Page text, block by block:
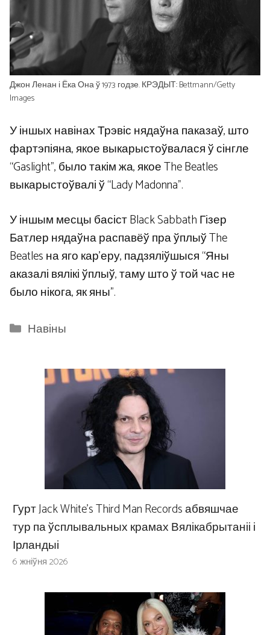
Джон Ленан і Ёка Она ў 1973 годзе. КРЭДЫТ: Bettmann/Getty
Images
У іншых навінах Трэвіс нядаўна паказаў, што
фартэпіяна, якое выкарыстоўвалася ў сінгле
“Gaslight”, было такім жа, якое The Beatles
выкарыстоўвалі ў “Lady Madonna”.
У іншым месцы басіст Black Sabbath Гізер
Батлер нядаўна распавёў пра ўплыў The
Beatles на яго кар’еру, падзяліўшыся “Яны
аказалі вялікі ўплыў, таму што ў той час не
было нікога, як яны”.
Categories
Навіны
Гурт Jack White’s Third Man Records абвяшчае
тур па ўсплывальных крамах Вялікабрытаніі і
Ірландыі
6 жніўня 2026